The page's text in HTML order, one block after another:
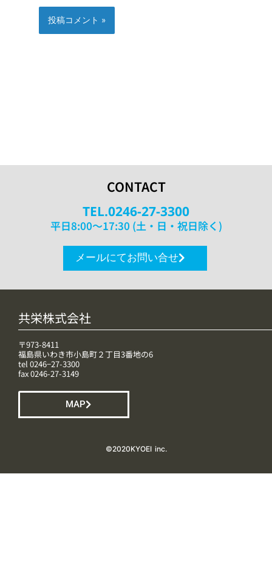
CONTACT
TEL.0246-27-3300
平日8:00〜17:30 (土・日・祝日除く)
メールにてお問い合せ
共栄株式会社
〒973-8411
福島県いわき市小島町２丁目3番地の6
tel 0246−27-3300
fax 0246-27-3149
MAP
©️2020KYOEI inc.